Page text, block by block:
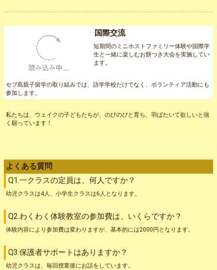
国際交流
短期間のミニホストファミリー体験や国際学
生と一緒に楽しむお餅つき大会を実施してい
ます。
セブ島親子留学の取り組みでは、語学学校だ
す。
私たちは、ウェイクの子どもたちが、のびのびと育ち、羽ばたいて欲しいと強
よくある質問
Q1.一クラスの定員は、何人ですか？
Q2.わくわく体験教室の参加費は、いくらですか？
Q3.保護者サポートはありますか？